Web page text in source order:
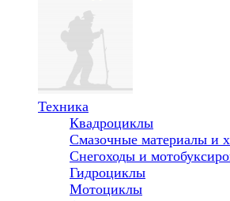
Техника
Квадроциклы
Смазочные материалы и
Снегоходы и
Гидроциклы
Мотоциклы